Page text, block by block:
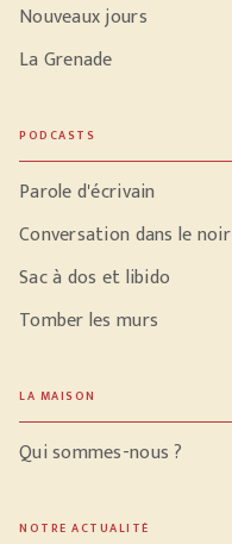
Nouveaux jours
La Grenade
PODCASTS
Parole d'écrivain
Conversation dans le noir
Sac à dos et libido
Tomber les murs
LA MAISON
Qui sommes-nous ?
NOTRE ACTUALITÉ